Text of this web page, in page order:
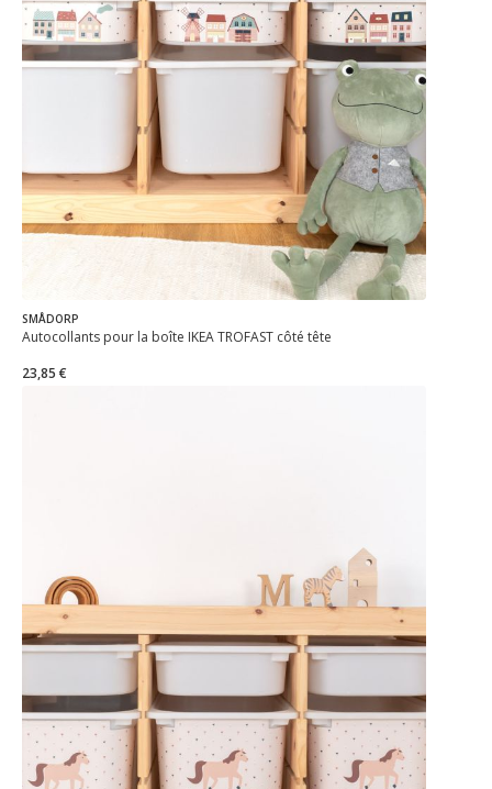
SMÅDORP
Autocollants pour la boîte IKEA TROFAST côté tête
23,85 €